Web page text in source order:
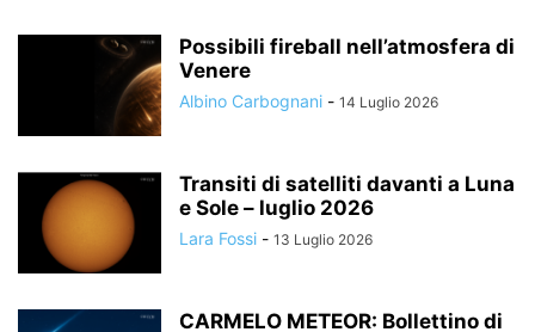
Possibili fireball nell’atmosfera di
Venere
Albino Carbognani - 14 Luglio 2026
Transiti di satelliti davanti a Luna
e Sole – luglio 2026
Lara Fossi - 13 Luglio 2026
CARMELO METEOR: Bollettino di